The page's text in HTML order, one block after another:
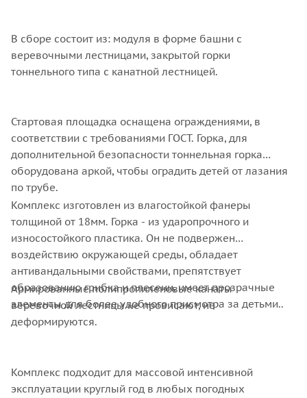
В сборе состоит из: модуля в форме башни с
веревочными лестницами, закрытой горки
тоннельного типа с канатной лестницей.
Стартовая площадка оснащена ограждениями, в
соответствии с требованиями ГОСТ. Горка, для
дополнительной безопасности тоннельная горка
оборудована аркой, чтобы оградить детей от лазания
по трубе.
Комплекс изготовлен из влагостойкой фанеры
толщиной от 18мм. Горка - из ударопрочного и
износостойкого пластика. Он не подвержен
воздействию окружающей среды, обладает
антивандальными свойствами, препятствует
образованию грибка и плесени, имеет прозрачные
элементы для более удобного присмотра за детьми..
Армированные полипропиленовые канаты
веревочной лестницы не провисают, не
деформируются.
Комплекс подходит для массовой интенсивной
эксплуатации круглый год в любых погодных